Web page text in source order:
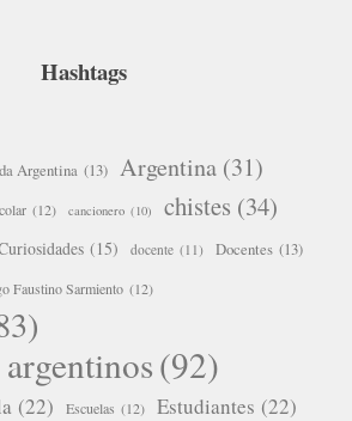
Hashtags
Argentina (13) Argentina (31)
(12) cancionero (10) chistes (34)
(15) docente (11) Docentes (13)
Faustino Sarmiento (12)
(92)
(22) Escuelas (12) Estudiantes (22)